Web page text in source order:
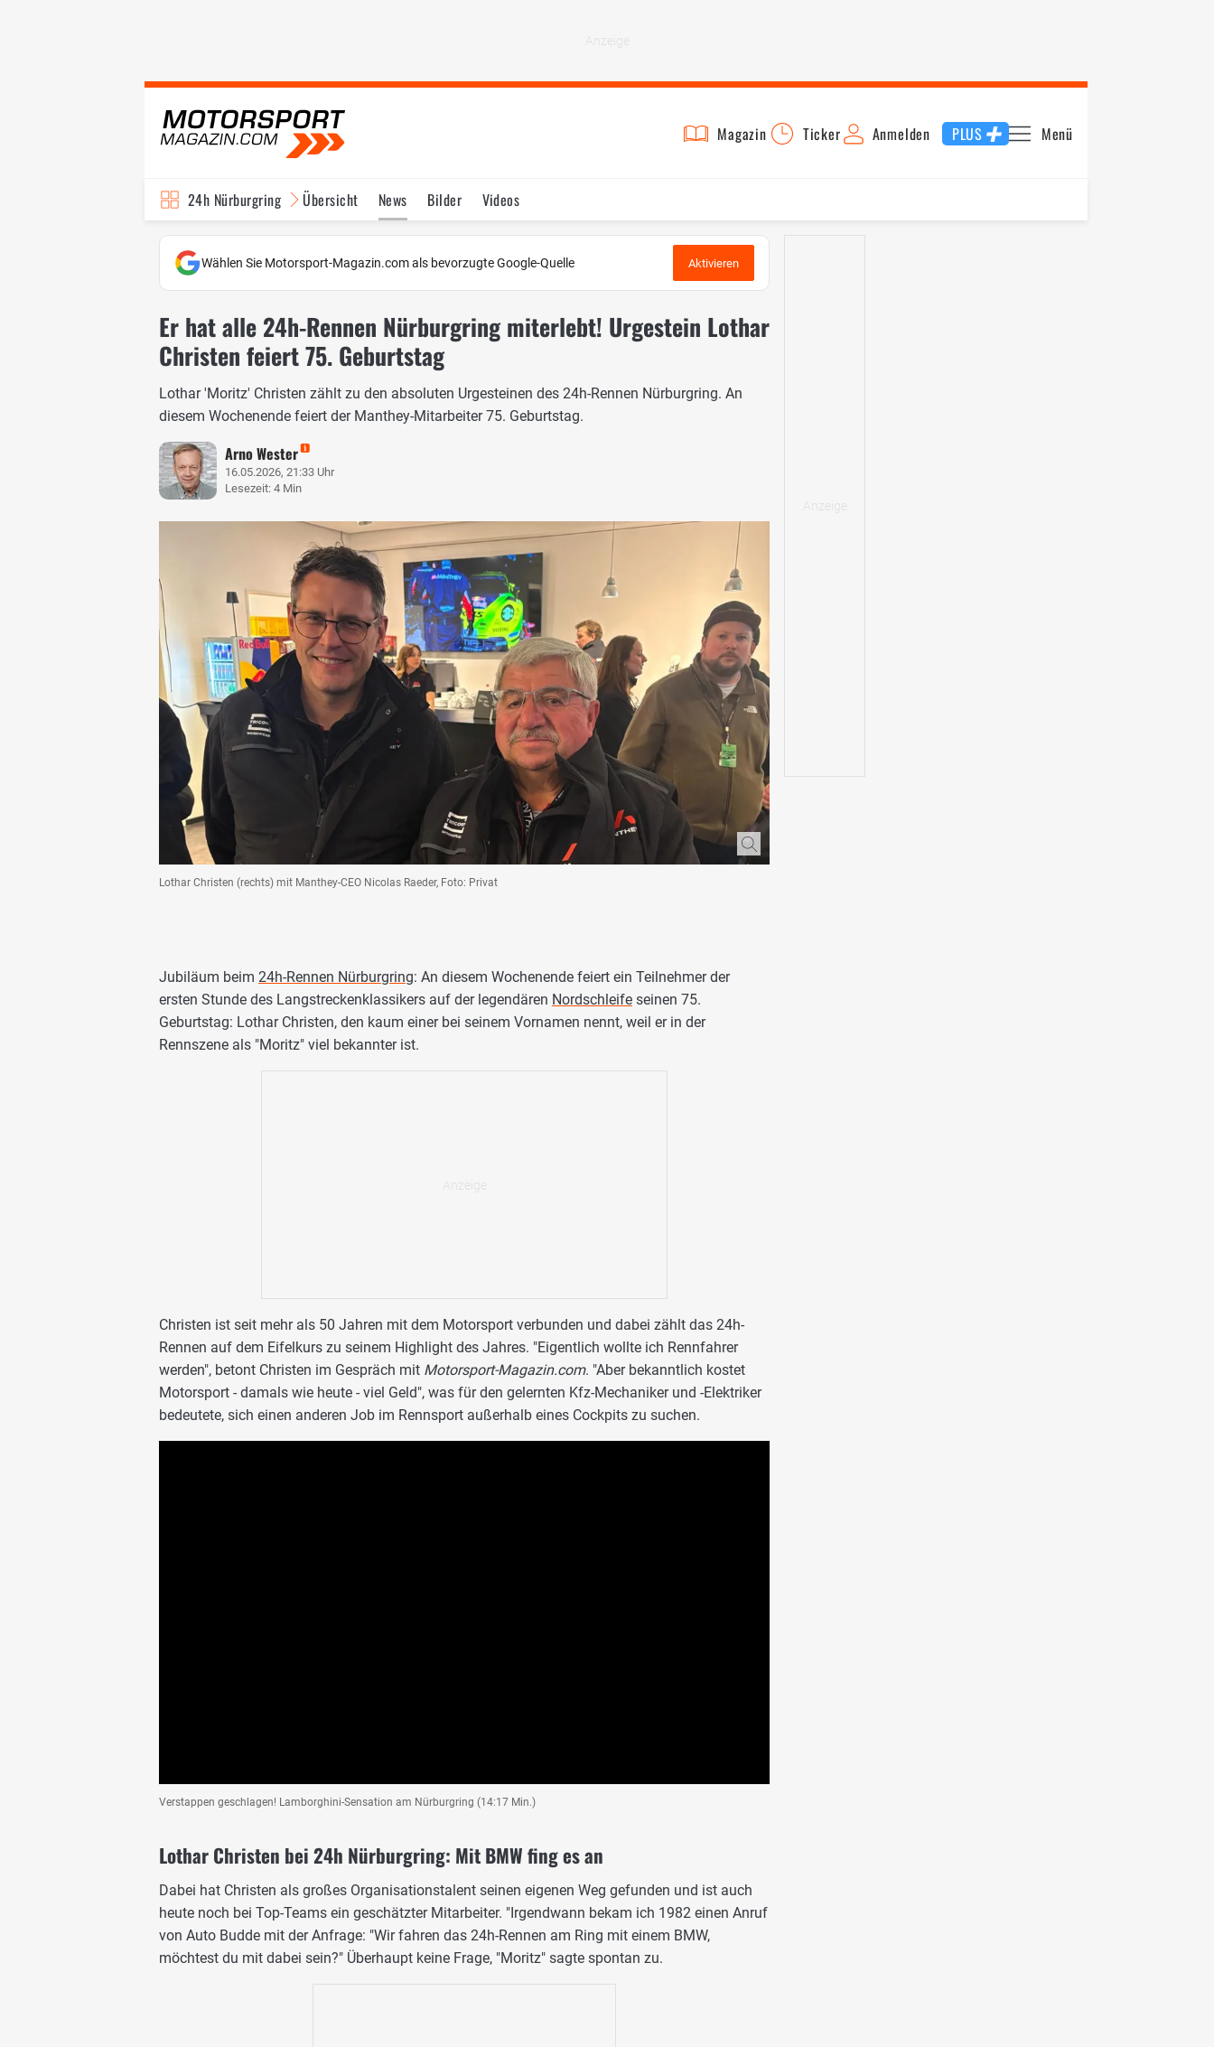
Magazin Ticker Anmelden PLUS Menü
24h Nürburgring Übersicht News Bilder Videos
Wählen Sie Motorsport-Magazin.com als bevorzugte Google-Quelle Aktivieren
Er hat alle 24h-Rennen Nürburgring miterlebt! Urgestein Lothar
Christen feiert 75. Geburtstag
Lothar 'Moritz' Christen zählt zu den absoluten Urgesteinen des 24h-Rennen Nürburgring. An
diesem Wochenende feiert der Manthey-Mitarbeiter 75. Geburtstag.
Arno Wester
16.05.2026, 21:33 Uhr
Lesezeit: 4 Min
Lothar Christen (rechts) mit Manthey-CEO Nicolas Raeder, Foto: Privat
Jubiläum beim 24h-Rennen Nürburgring: An diesem Wochenende feiert ein Teilnehmer der
ersten Stunde des Langstreckenklassikers auf der legendären Nordschleife seinen 75.
Geburtstag: Lothar Christen, den kaum einer bei seinem Vornamen nennt, weil er in der
Rennszene als "Moritz" viel bekannter ist.
Christen ist seit mehr als 50 Jahren mit dem Motorsport verbunden und dabei zählt das 24h-
Rennen auf dem Eifelkurs zu seinem Highlight des Jahres. "Eigentlich wollte ich Rennfahrer
werden", betont Christen im Gespräch mit Motorsport-Magazin.com. "Aber bekanntlich kostet
Motorsport - damals wie heute - viel Geld", was für den gelernten Kfz-Mechaniker und -Elektriker
bedeutete, sich einen anderen Job im Rennsport außerhalb eines Cockpits zu suchen.
Verstappen geschlagen! Lamborghini-Sensation am Nürburgring (14:17 Min.)
Lothar Christen bei 24h Nürburgring: Mit BMW fing es an
Dabei hat Christen als großes Organisationstalent seinen eigenen Weg gefunden und ist auch
heute noch bei Top-Teams ein geschätzter Mitarbeiter. "Irgendwann bekam ich 1982 einen Anruf
von Auto Budde mit der Anfrage: "Wir fahren das 24h-Rennen am Ring mit einem BMW,
möchtest du mit dabei sein?" Überhaupt keine Frage, "Moritz" sagte spontan zu.